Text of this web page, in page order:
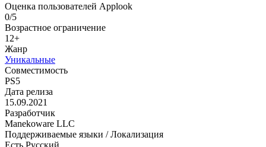
Оценка пользователей Applook
0/5
Возрастное ограничение
12+
Жанр
Уникальные
Совместимость
PS5
Дата релиза
15.09.2021
Разработчик
Manekoware LLC
Поддерживаемые языки / Локализация
Есть Русский